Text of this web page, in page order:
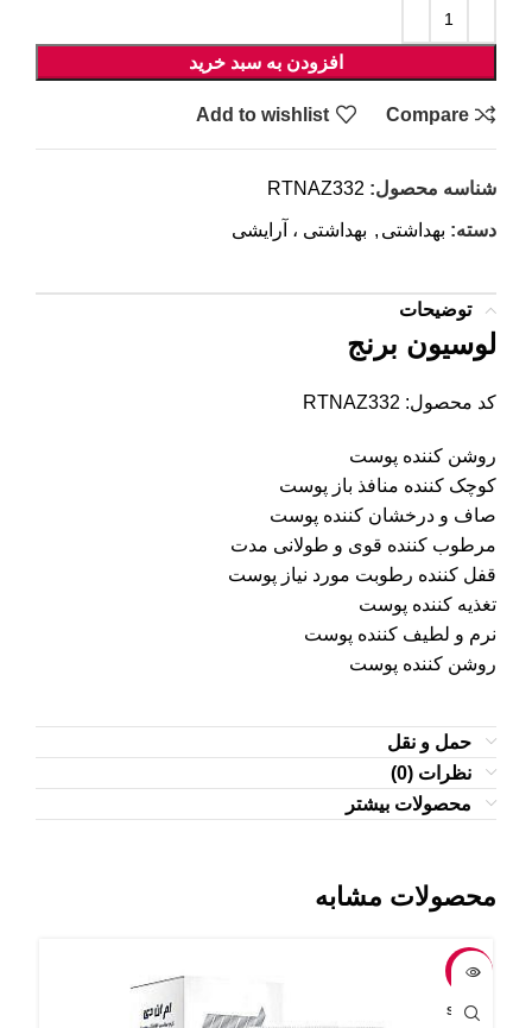
افزودن به سبد خرید
Compare
Add to wishlist
شناسه محصول: RTNAZ332
دسته: بهداشتی , بهداشتی ، آرایشی
توضیحات
لوسیون برنج
کد محصول: RTNAZ332
روشن کننده پوست
کوچک کننده منافذ باز پوست
صاف و درخشان کننده پوست
مرطوب کننده قوی و طولانی مدت
قفل کننده رطوبت مورد نیاز پوست
تغذیه کننده پوست
نرم و لطیف کننده پوست
روشن کننده پوست
حمل و نقل
نظرات (0)
محصولات بیشتر
محصولات مشابه
-7%
SOLD